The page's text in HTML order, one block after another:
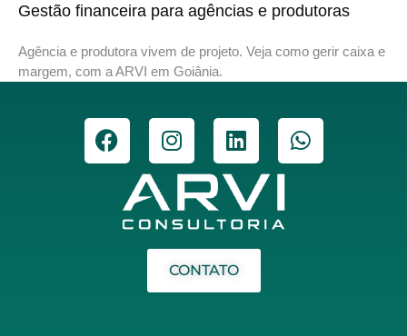
Gestão financeira para agências e produtoras
Agência e produtora vivem de projeto. Veja como gerir caixa e
margem, com a ARVI em Goiânia.
CONTATO